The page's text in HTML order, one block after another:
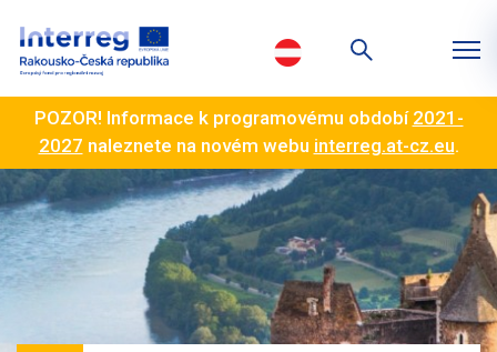
POZOR! Informace k programovému období 2021-
2027 naleznete na novém webu interreg.at-cz.eu.